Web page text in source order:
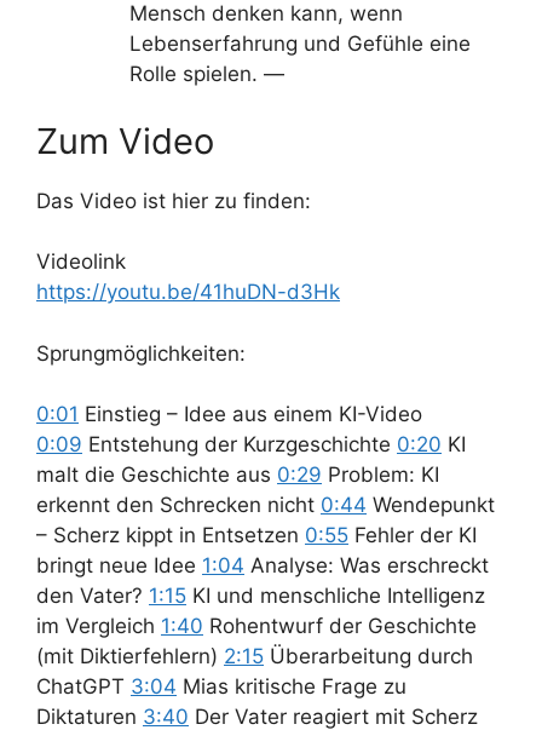
Mensch denken kann, wenn
Lebenserfahrung und Gefühle eine
Rolle spielen. —
Zum Video
Das Video ist hier zu finden:
Videolink
https://youtu.be/41huDN-d3Hk
Sprungmöglichkeiten:
0:01 Einstieg – Idee aus einem KI-Video
0:09 Entstehung der Kurzgeschichte 0:20 KI
malt die Geschichte aus 0:29 Problem: KI
erkennt den Schrecken nicht 0:44 Wendepunkt
– Scherz kippt in Entsetzen 0:55 Fehler der KI
bringt neue Idee 1:04 Analyse: Was erschreckt
den Vater? 1:15 KI und menschliche Intelligenz
im Vergleich 1:40 Rohentwurf der Geschichte
(mit Diktierfehlern) 2:15 Überarbeitung durch
ChatGPT 3:04 Mias kritische Frage zu
Diktaturen 3:40 Der Vater reagiert mit Scherz